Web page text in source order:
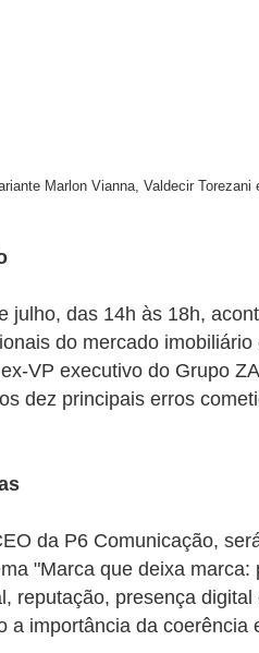
Marlon Vianna, Valdecir Torezani
julho, das 14h às 18h,
do mercado
VP executivo do Grupo
dez principais erros
da P6 Comunicação,
"Marca que deixa
reputação, presença
a importância da coerência